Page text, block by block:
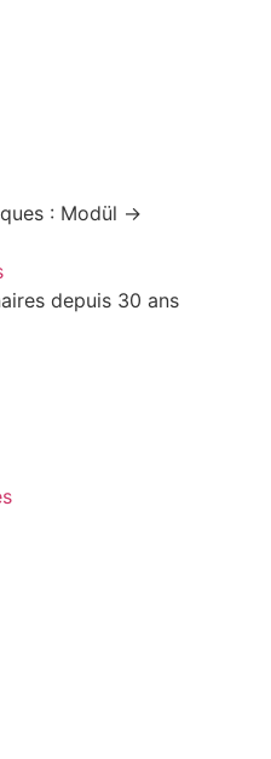
: Modül →
depuis 30 ans